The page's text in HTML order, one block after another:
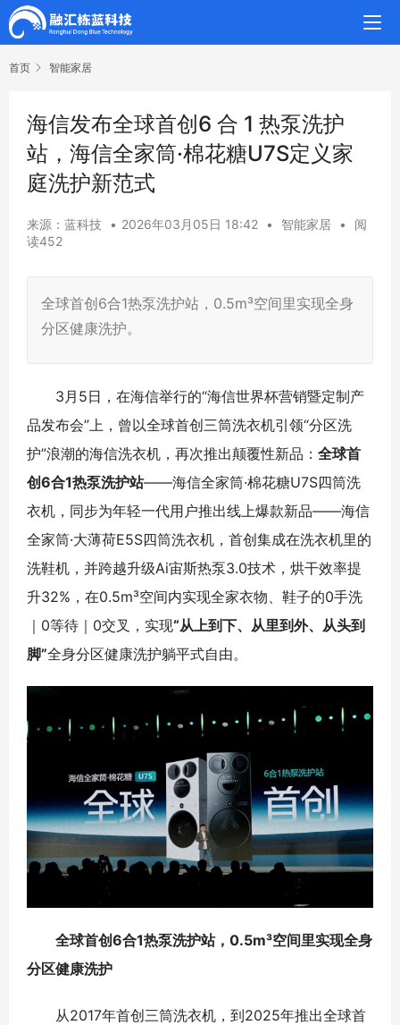
首页 智能家居
海信发布全球首创6 合 1 热泵洗护
站，海信全家筒·棉花糖U7S定义家
庭洗护新范式
来源：蓝科技 • 2026年03月05日 18:42 • 智能家居 •
阅
读452
全球首创6合1热泵洗护站，0.5m³空间里实现全身
分区健康洗护。
3月5日，在海信举行的“海信世界杯营销暨定制产
品发布会”上，曾以全球首创三筒洗衣机引领“分区洗
护”浪潮的海信洗衣机，再次推出颠覆性新品： 全球首
创6合1热泵洗护站——海信全家筒·棉花糖U7S四筒洗
衣机，同步为年轻一代用户推出线上爆款新品——海信
全家筒·大薄荷E5S四筒洗衣机，首创集成在洗衣机里的
洗鞋机，并跨越升级Ai宙斯热泵3.0技术，烘干效率提
升32%，在0.5m³空间内实现全家衣物、鞋子的0手洗
｜0等待｜0交叉，实现“从上到下、从里到外、从头到
脚”全身分区健康洗护躺平式自由。
全球首创6合1热泵洗护站，0.5m³空间里实现全身
分区健康洗护
从2017年首创三筒洗衣机，到2025年推出全球首